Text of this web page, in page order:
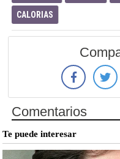
CALORIAS
Comentarios